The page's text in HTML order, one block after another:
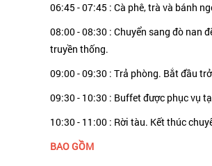
06:45 - 07:45 : Cà phê, trà và bánh
08:00 - 08:30 : Chuyển sang đò nan
truyền thống.
09:00 - 09:30 : Trả phòng. Bắt đầu
09:30 - 10:30 : Buffet được phục vụ
10:30 - 11:00 : Rời tàu. Kết thúc
BAO GỒM